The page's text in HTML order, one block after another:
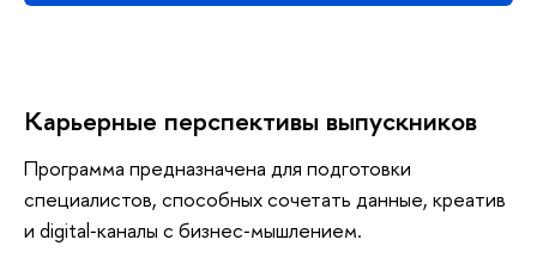
Карьерные перспективы выпускников
Программа предназначена для подготовки
специалистов, способных сочетать данные, креатив
и digital‑каналы с бизнес‑мышлением.